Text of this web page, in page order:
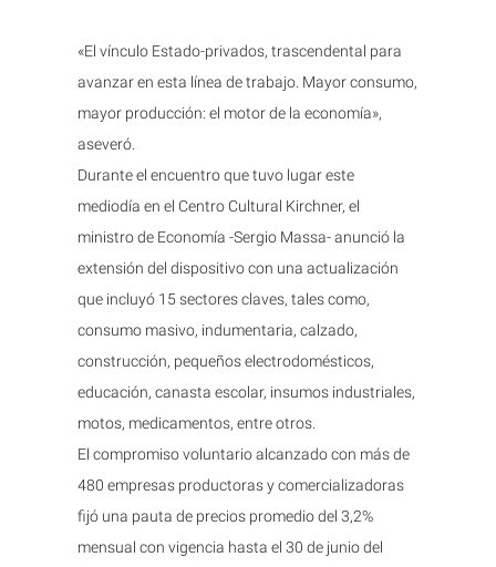
«El vínculo Estado-privados, trascendental para
avanzar en esta línea de trabajo. Mayor consumo,
mayor producción: el motor de la economía»,
aseveró.
Durante el encuentro que tuvo lugar este
mediodía en el Centro Cultural Kirchner, el
ministro de Economía -Sergio Massa- anunció la
extensión del dispositivo con una actualización
que incluyó 15 sectores claves, tales como,
consumo masivo, indumentaria, calzado,
construcción, pequeños electrodomésticos,
educación, canasta escolar, insumos industriales,
motos, medicamentos, entre otros.
El compromiso voluntario alcanzado con más de
480 empresas productoras y comercializadoras
fijó una pauta de precios promedio del 3,2%
mensual con vigencia hasta el 30 de junio del